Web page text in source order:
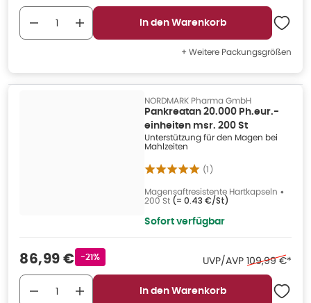
In den Warenkorb
+ Weitere Packungsgrößen
NORDMARK Pharma GmbH
Pankreatan 20.000 Ph.eur.-
einheiten msr. 200 St
Unterstützung für den Magen bei
Mahlzeiten
(1)
Magensaftresistente Hartkapseln •
200 St (= 0.43 €/St)
Sofort verfügbar
Verkaufspreis
86,99 € Rabattstempel
-21% UVP/AVP Ehemaliger
109,99 €*
In den Warenkorb